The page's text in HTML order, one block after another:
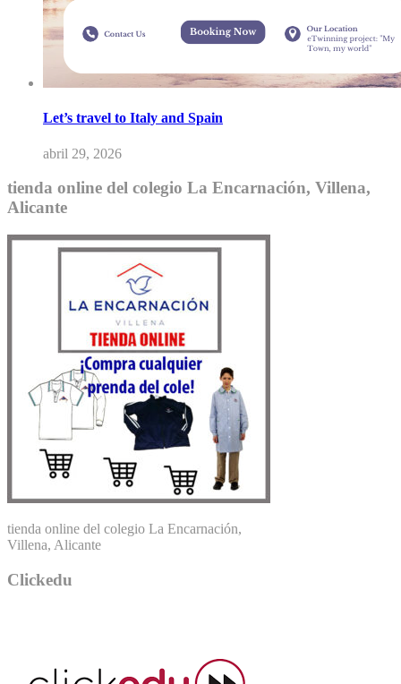
Let’s travel to Italy and Spain
abril 29, 2026
tienda online del colegio La Encarnación, Villena,
Alicante
tienda online del colegio La Encarnación,
Villena, Alicante
Clickedu